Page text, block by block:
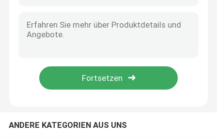
ANDERE KATEGORIEN AUS UNS